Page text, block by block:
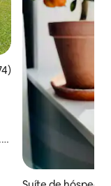
avaliação média